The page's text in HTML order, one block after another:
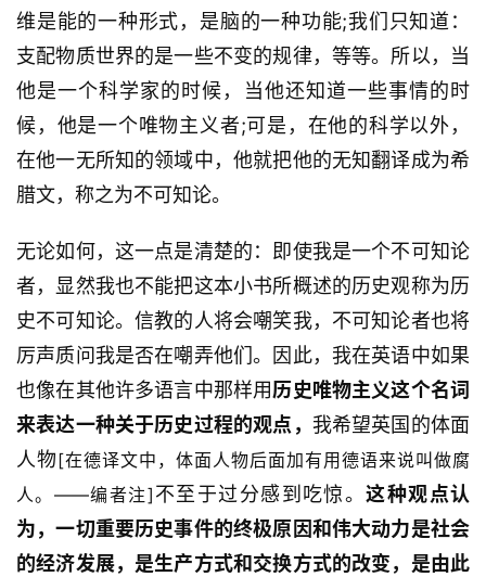
维是能的一种形式，是脑的一种功能;我们只知道：
支配物质世界的是一些不变的规律，等等。所以，当
他是一个科学家的时候，当他还知道一些事情的时
候，他是一个唯物主义者;可是，在他的科学以外，
在他一无所知的领域中，他就把他的无知翻译成为希
腊文，称之为不可知论。
无论如何，这一点是清楚的：即使我是一个不可知论
者，显然我也不能把这本小书所概述的历史观称为历
史不可知论。信教的人将会嘲笑我，不可知论者也将
厉声质问我是否在嘲弄他们。因此，我在英语中如果
也像在其他许多语言中那样用历史唯物主义这个名词
来表达一种关于历史过程的观点， 我希望英国的体面
人物[在德译文中，体面人物后面加有用德语来说叫做腐
人。——编者注] 不至于过分感到吃惊。这种观点认
为，一切重要历史事件的终极原因和伟大动力是社会
的经济发展，是生产方式和交换方式的改变，是由此